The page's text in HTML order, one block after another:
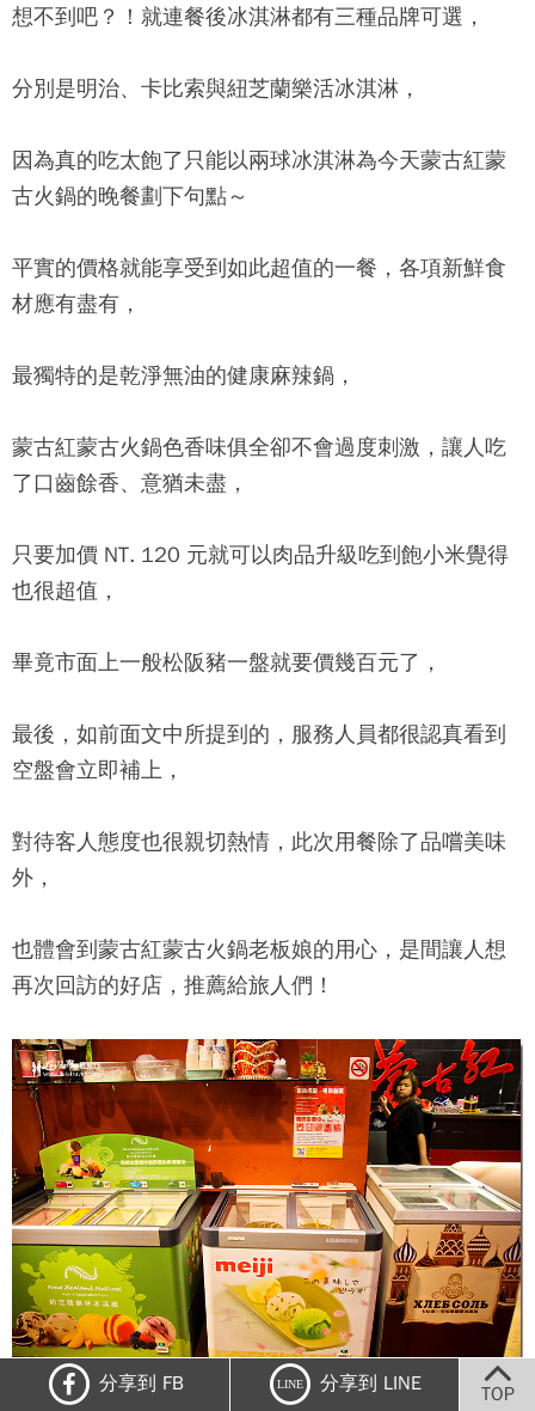
想不到吧？！就連餐後冰淇淋都有三種品牌可選，
分別是明治、卡比索與紐芝蘭樂活冰淇淋，
因為真的吃太飽了只能以兩球冰淇淋為今天蒙古紅蒙
古火鍋的晚餐劃下句點～
平實的價格就能享受到如此超值的一餐，各項新鮮食
材應有盡有，
最獨特的是乾淨無油的健康麻辣鍋，
蒙古紅蒙古火鍋色香味俱全卻不會過度刺激，讓人吃
了口齒餘香、意猶未盡，
只要加價 NT. 120 元就可以肉品升級吃到飽小米覺得
也很超值，
畢竟市面上一般松阪豬一盤就要價幾百元了，
最後，如前面文中所提到的，服務人員都很認真看到
空盤會立即補上，
對待客人態度也很親切熱情，此次用餐除了品嚐美味
外，
也體會到 蒙古紅蒙古火鍋老板娘的用心，是間讓人想
再次回訪的好店，推薦給旅人們！
分享到 FB LINE 分享到 LINE TOP